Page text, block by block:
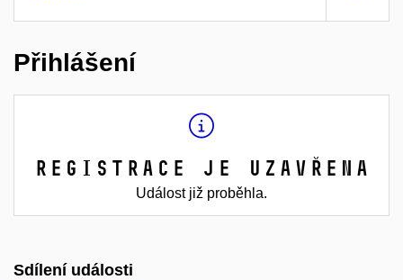
Přihlášení
Registrace je uzavřena
Událost již proběhla.
Sdílení události